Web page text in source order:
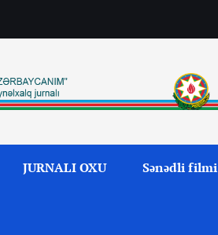
JURNALI OXU Sənədli filmi